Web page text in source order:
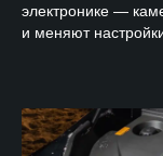
электронике —
и меняют